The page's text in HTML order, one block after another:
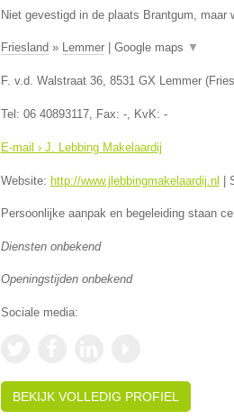
Niet gevestigd in de plaats Brantgum, maar
Friesland » Lemmer| Google maps ▼
F. v.d. Walstraat 36, 8531 GX Lemmer(
Tel: 06 40893117, Fax: -, KvK: -
E-mail › J. Lebbing Makelaardij
Website: http://www.jlebbingmakelaardij.nl
Persoonlijke aanpak en begeleiding staan
Diensten onbekend
Openingstijden onbekend
Sociale media:
BEKIJK VOLLEDIG PROFIEL